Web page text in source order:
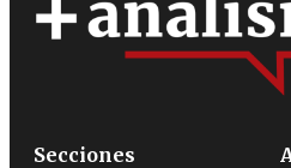
Secciones